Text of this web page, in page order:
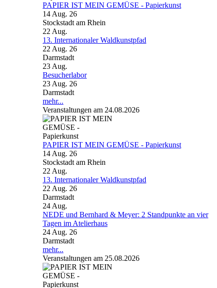
PAPIER IST MEIN GEMÜSE - Papierkunst
14 Aug. 26
Stockstadt am Rhein
22 Aug.
13. Internationaler Waldkunstpfad
22 Aug. 26
Darmstadt
23 Aug.
Besucherlabor
23 Aug. 26
Darmstadt
mehr...
Veranstaltungen am 24.08.2026
PAPIER IST MEIN GEMÜSE - Papierkunst
14 Aug. 26
Stockstadt am Rhein
22 Aug.
13. Internationaler Waldkunstpfad
22 Aug. 26
Darmstadt
24 Aug.
NEDE und Bernhard & Meyer: 2 Standpunkte an vier
Tagen im Atelierhaus
24 Aug. 26
Darmstadt
mehr...
Veranstaltungen am 25.08.2026